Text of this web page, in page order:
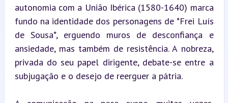
autonomia com a União Ibérica (1580-1640) marca
fundo na identidade dos personagens de *Frei Luís
de Sousa*, erguendo muros de desconfiança e
ansiedade, mas também de resistência. A nobreza,
privada do seu papel dirigente, debate-se entre a
subjugação e o desejo de reerguer a pátria.